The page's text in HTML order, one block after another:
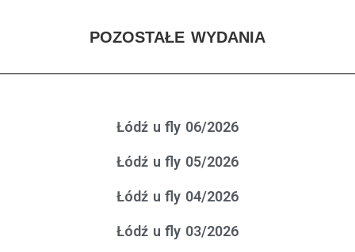
POZOSTAŁE WYDANIA
Łódź u fly 06/2026
Łódź u fly 05/2026
Łódź u fly 04/2026
Łódź u fly 03/2026